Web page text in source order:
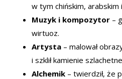
w tym chińskim, arabskim
Muzyk i kompozytor–
wirtuoz.
Artysta– malował
i szklił kamienie
Alchemik– twierdził, że